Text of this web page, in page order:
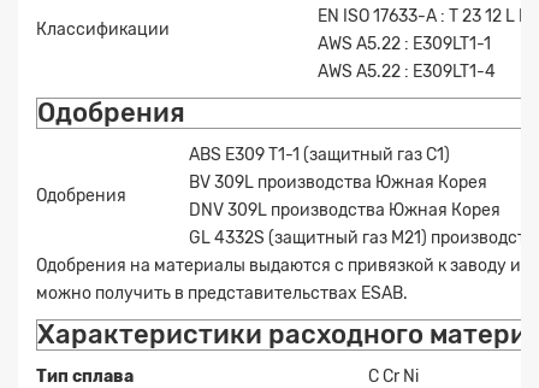
Классификации
EN ISO 17633-A : T 23 12 L P
AWS A5.22 : E309LT1-1
AWS A5.22 : E309LT1-4
Одобрения
Одобрения
ABS E309 T1-1 (защитный газ C1)
BV 309L производства Южная Корея
DNV 309L производства Южная Корея
GL 4332S (защитный газ M21)
Одобрения на материалы выдаются с привязкой к заводу
можно получить в представительствах ESAB.
Характеристики расходного
Тип сплава
C Cr Ni